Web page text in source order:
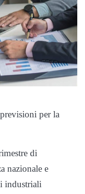
per la
di
nazionale e
industriali